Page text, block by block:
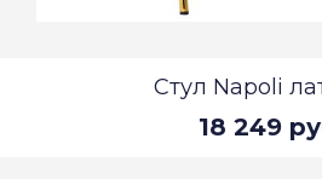
Стул Napoli
18 249